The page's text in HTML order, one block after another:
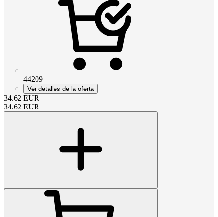
44209
Ver detalles de la oferta
34.62 EUR
34.62 EUR